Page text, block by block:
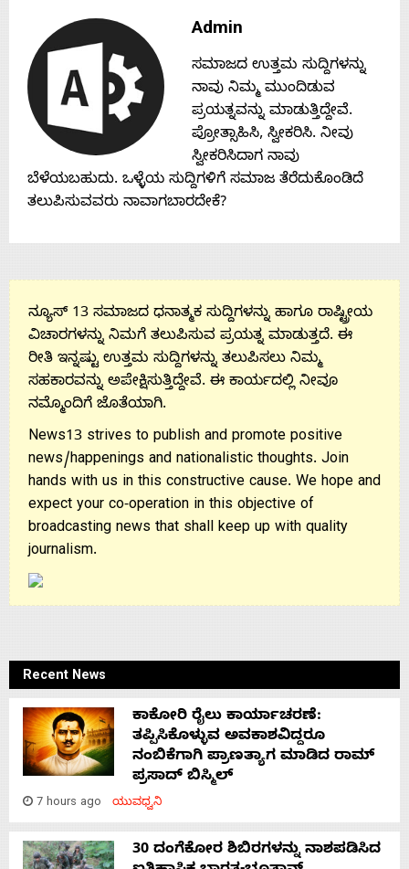
Home
About
Advertise
With
Contact
Us
Admin
ಸಮಾಜದ ಉತ್ತಮ ಸುದ್ದಿಗಳನ್ನು
ನಾವು ನಿಮ್ಮ ಮುಂದಿಡುವ
ಪ್ರಯತ್ನವನ್ನು ಮಾಡುತ್ತಿದ್ದೇವೆ.
ಪ್ರೋತ್ಸಾಹಿಸಿ, ಸ್ವೀಕರಿಸಿ. ನೀವು
ಸ್ವೀಕರಿಸಿದಾಗ ನಾವು
ಬೆಳೆಯಬಹುದು. ಒಳ್ಳೆಯ ಸುದ್ದಿಗಳಿಗೆ ಸಮಾಜ ತೆರೆದುಕೊಂಡಿದೆ
ತಲುಪಿಸುವವರು ನಾವಾಗಬಾರದೇಕೆ?
ನ್ಯೂಸ್ 13 ಸಮಾಜದ ಧನಾತ್ಮಕ ಸುದ್ದಿಗಳನ್ನು ಹಾಗೂ ರಾಷ್ಟ್ರೀಯ
ವಿಚಾರಗಳನ್ನು ನಿಮಗೆ ತಲುಪಿಸುವ ಪ್ರಯತ್ನ ಮಾಡುತ್ತದೆ. ಈ
ರೀತಿ ಇನ್ನಷ್ಟು ಉತ್ತಮ ಸುದ್ದಿಗಳನ್ನು ತಲುಪಿಸಲು ನಿಮ್ಮ
ಸಹಕಾರವನ್ನು ಅಪೇಕ್ಷಿಸುತ್ತಿದ್ದೇವೆ. ಈ ಕಾರ್ಯದಲ್ಲಿ ನೀವೂ
ನಮ್ಮೊಂದಿಗೆ ಜೊತೆಯಾಗಿ.
News13 strives to publish and promote positive
news/happenings and nationalistic thoughts. Join
hands with us in this constructive cause. We hope and
expect your co-operation in this objective of
broadcasting news that shall keep up with quality
journalism.
Recent News
ಕಾಕೋರಿ ರೈಲು ಕಾರ್ಯಾಚರಣೆ:
ತಪ್ಪಿಸಿಕೊಳ್ಳುವ ಅವಕಾಶವಿದ್ದರೂ
ನಂಬಿಕೆಗಾಗಿ ಪ್ರಾಣತ್ಯಾಗ ಮಾಡಿದ ರಾಮ್
ಪ್ರಸಾದ್ ಬಿಸ್ಮಿಲ್
7 hours ago ಯುವಧ್ವನಿ
30 ದಂಗೆಕೋರ ಶಿಬಿರಗಳನ್ನು ನಾಶಪಡಿಸಿದ